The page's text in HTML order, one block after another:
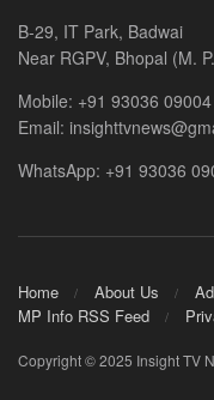
B-29, IT Park, Badwai
Near RGPV, Bhopal (M.
Mobile: +91 93036 09004
Email:
WhatsApp: +91 93036
Home About Us
MP Info RSS Feed
Copyright © 2025 Insight TV